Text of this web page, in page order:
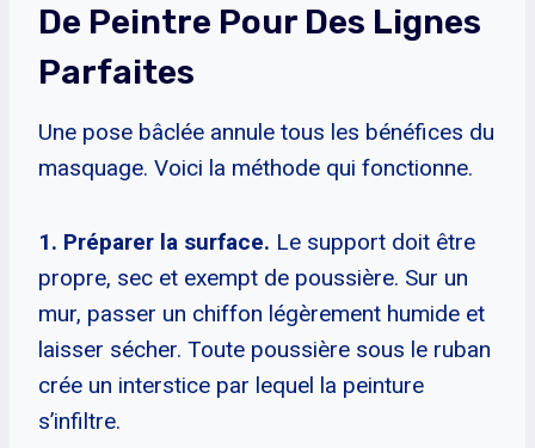
De Peintre Pour Des Lignes
Parfaites
Une pose bâclée annule tous les bénéfices du
masquage. Voici la méthode qui fonctionne.
1. Préparer la surface. Le support doit être
propre, sec et exempt de poussière. Sur un
mur, passer un chiffon légèrement humide et
laisser sécher. Toute poussière sous le ruban
crée un interstice par lequel la peinture
s’infiltre.